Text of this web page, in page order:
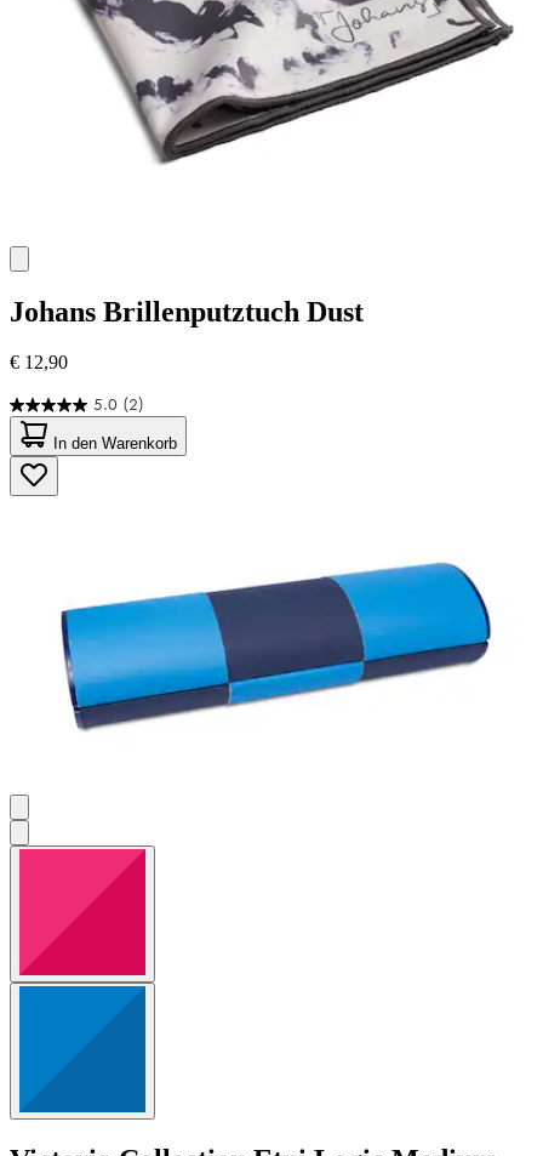
Johans Brillenputztuch Dust
€ 12,90
5.0 (2)
5.0
von
5
Sternen.
2
In den Warenkorb